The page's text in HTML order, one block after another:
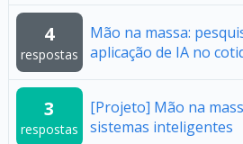
4
respostas
Mão na massa:
aplicação de IA no
3
respostas
[Projeto] Mão na
sistemas inteligentes